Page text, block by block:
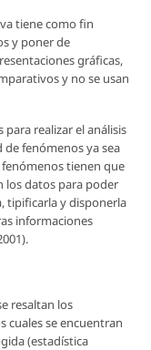
tiene como fin
y poner de
gráficas,
y no se usan
realizar el análisis
fenómenos ya sea
fenómenos tienen que
los datos para poder
tipificarla y disponerla
informaciones
resaltan los
cuales se encuentran
(estadística